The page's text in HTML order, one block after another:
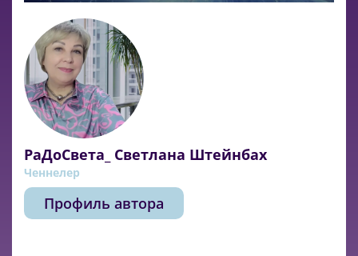
РаДоСвета_ Светлана Штейнбах
Ченнелер
Профиль автора